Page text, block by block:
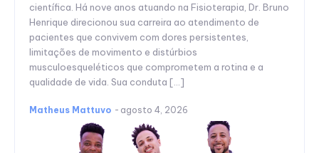
científica. Há nove anos atuando na Fisioterapia, Dr. Bruno
Henrique direcionou sua carreira ao atendimento de
pacientes que convivem com dores persistentes,
limitações de movimento e distúrbios
musculoesqueléticos que comprometem a rotina e a
qualidade de vida. Sua conduta […]
Matheus Mattuvo - agosto 4, 2026